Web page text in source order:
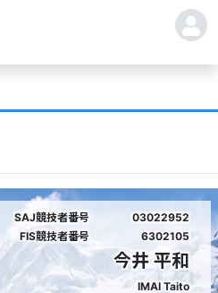
SAJ競技者番号
03022952
FIS競技者番号
6302105
今井 平和
IMAI Taito